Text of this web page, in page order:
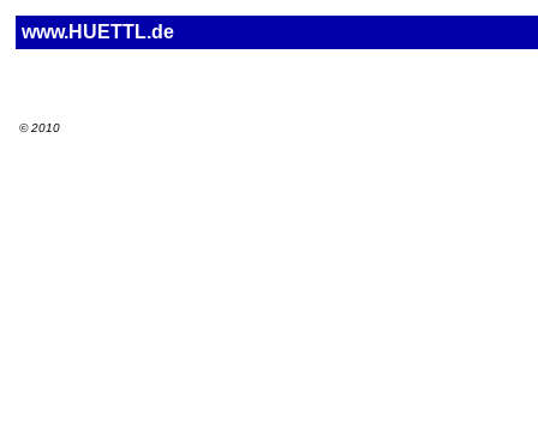
www.HUETTL.de
© 2010